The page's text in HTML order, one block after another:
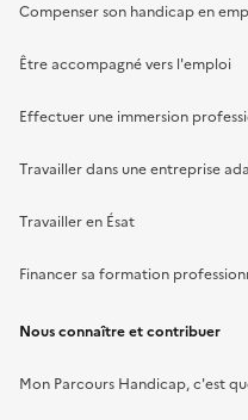
Compenser son handicap en
Être accompagné vers l'emploi
Effectuer une immersion
Travailler dans une entreprise
Travailler en Ésat
Financer sa formation
Nous connaître et contribuer
Mon Parcours Handicap, c'est